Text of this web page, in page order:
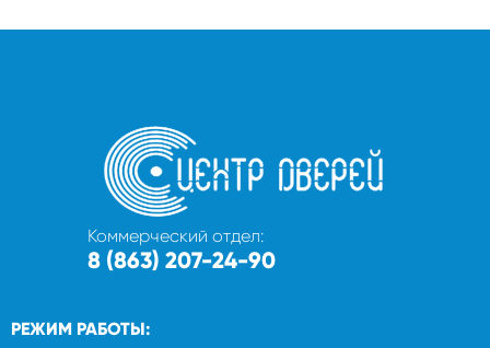
Коммерческий отдел:
8 (863) 207-24-90
РЕЖИМ РАБОТЫ: